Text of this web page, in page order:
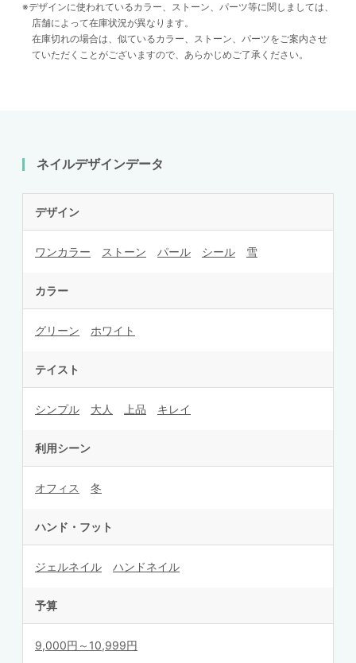
デザインに使われているカラー、ストーン、パーツ等に関しましては、
店舗によって在庫状況が異なります。
在庫切れの場合は、似ているカラー、ストーン、パーツをご案内させ
ていただくことがございますので、あらかじめご了承ください。
ネイルデザインデータ
デザイン
ワンカラー ストーン パール シール 雪
カラー
グリーン ホワイト
テイスト
シンプル 大人 上品 キレイ
利用シーン
オフィス 冬
ハンド・フット
ジェルネイル ハンドネイル
予算
9,000円～10,999円